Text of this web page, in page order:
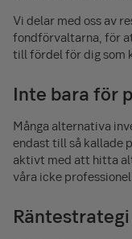
Vi delar med oss av
fondförvaltarna, för
till fördel för dig som
Inte bara för
Många alternativa
endast till så kallade
aktivt med att hitta
våra icke